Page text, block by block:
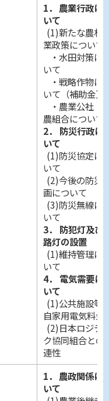
1． 農業行政に
いて
(1)新たな農村
業政策について
・水田対策に
いて
・戦略作物に
いて（補助金）
・農業公社・
農組合について
2． 防災行政に
いて
(1)防災協定に
いて
(2)今後の防災
画について
(3)防災無線に
いて
3． 防犯灯及び
路灯の設置
(1)維持管理に
いて
4． 電気需要に
いて
(1)公共施設等
自家用電気料金
(2)日本ロジテ
ク協同組合との
連性
1． 農政関係に
いて